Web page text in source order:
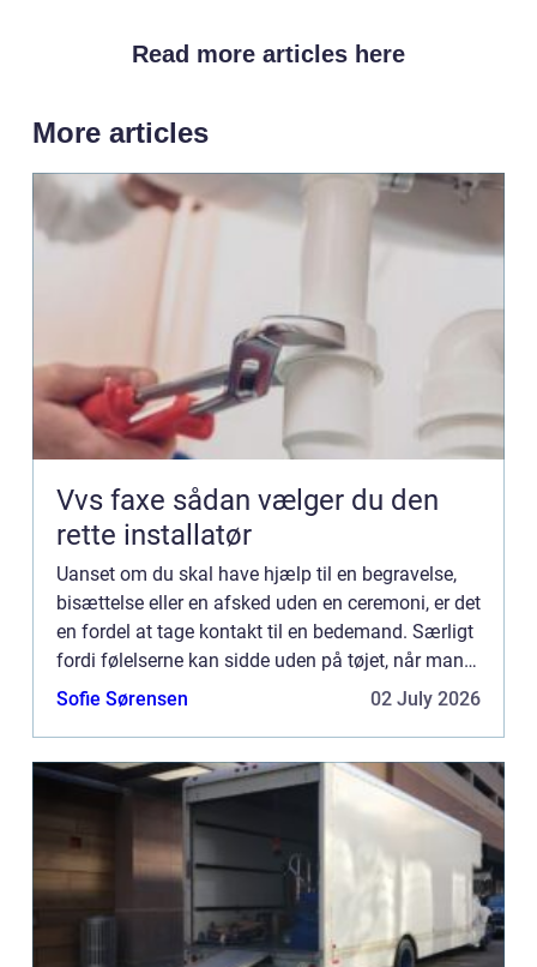
Read more articles here
More articles
Vvs faxe sådan vælger du den
rette installatør
Uanset om du skal have hjælp til en begravelse,
bisættelse eller en afsked uden en ceremoni, er det
en fordel at tage kontakt til en bedemand. Særligt
fordi følelserne kan sidde uden på tøjet, når man
miste...
Sofie Sørensen 02 July 2026